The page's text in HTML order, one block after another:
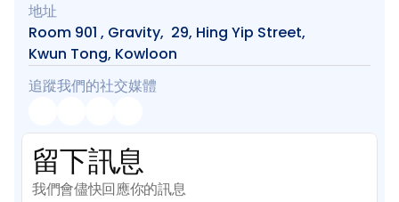
地址
Room 901 , Gravity,  29, Hing Yip Street,
Kwun Tong, Kowloon
追蹤我們的社交媒體
留下訊息
我們會儘快回應你的訊息